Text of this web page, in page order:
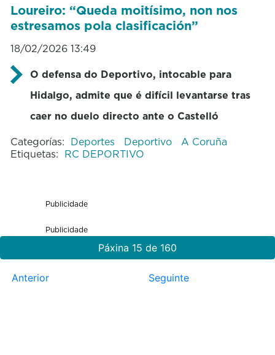
Loureiro: “Queda moitísimo, non nos
estresamos pola clasificación”
18/02/2026 13:49
O defensa do Deportivo, intocable para
Hidalgo, admite que é difícil levantarse tras
caer no duelo directo ante o Castelló
Categorías: Deportes Deportivo
A Coruña
Etiquetas: RC DEPORTIVO
Publicidade
Publicidade
Páxina 15 de 160
Anterior Seguinte